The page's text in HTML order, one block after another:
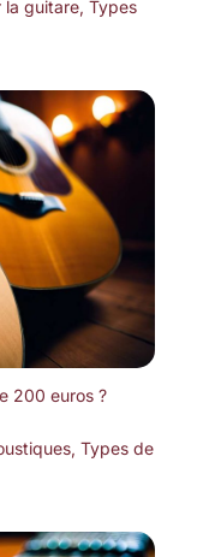
la guitare, Types
200 euros ?
, Types de